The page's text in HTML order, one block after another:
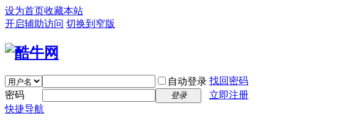
设为首页收藏本站
开启辅助访问 切换到窄版
自动登录 找回密码
密码
登录
立即注册
快捷导航